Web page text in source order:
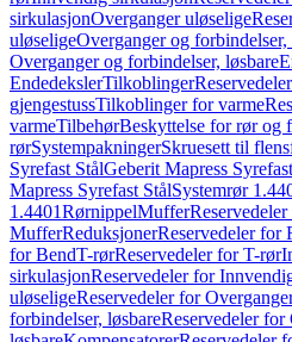
sirkulasjonOverganger uløselige
uløseligeOverganger og forbindelser,
Overganger og forbindelser, løsbare
EndedekslerTilkoblinger
gjengestussTilkoblinger for varme
varmeTilbehørBeskyttelse for rør og
rørSystempakningerSkruesett til
Syrefast StålGeberit Mapress
Mapress Syrefast StålSystemrør
1.4401RørnippelMuffer
MufferReduksjonerReservedeler for
for BendT-rørReservedeler for T-rør
sirkulasjonReservedeler for
uløseligeReservedeler for
forbindelser, løsbareReservedeler for